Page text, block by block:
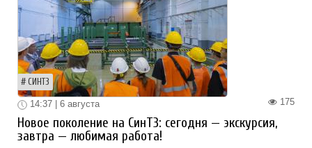
СИНТЗ
175
14:37 | 6 августа
Новое поколение на СинТЗ: сегодня — экскурсия,
завтра — любимая работа!